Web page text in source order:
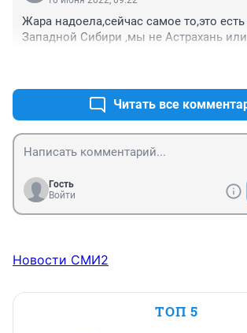
Жара надоела,сейчас самое то,это
Западной Сибири ,мы не Астрахань
Читать все
Гость
Войти
Новости СМИ2
ТОП 5